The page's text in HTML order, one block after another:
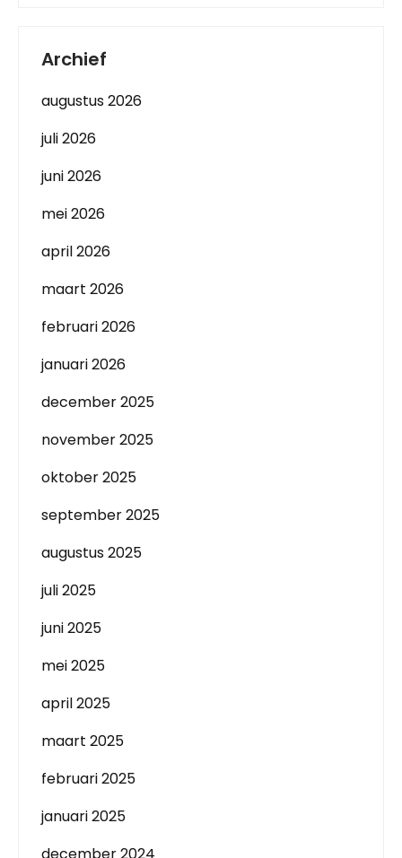
Archief
augustus 2026
juli 2026
juni 2026
mei 2026
april 2026
maart 2026
februari 2026
januari 2026
december 2025
november 2025
oktober 2025
september 2025
augustus 2025
juli 2025
juni 2025
mei 2025
april 2025
maart 2025
februari 2025
januari 2025